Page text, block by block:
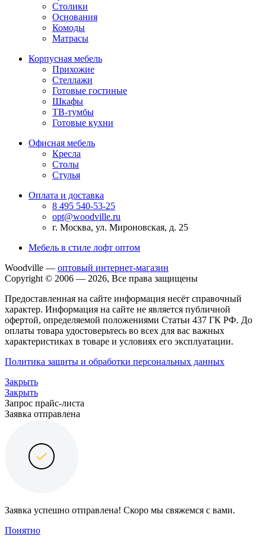
Столики
Основания
Комоды
Матрасы
Корпусная мебель
Прихожие
Стеллажи
Готовые гостиные
Шкафы
ТВ-тумбы
Готовые кухни
Офисная мебель
Кресла
Столы
Стулья
Оплата и доставка
8 495 540-53-25
opt@woodville.ru
г. Москва, ул. Мироновская, д. 25
Мебель в стиле лофт оптом
Woodville — оптовый интернет-магазин
Copyright © 2006 — 2026, Все права защищены
Предоставленная на сайте информация несёт справочный
характер. Информация на сайте не является публичной
офертой, определяемой положениями Статьи 437 ГК РФ. До
оплаты товара удостоверьтесь во всех для вас важных
характеристиках в товаре и условиях его эксплуатации.
Политика защиты и обработки персональных данных
Закрыть
Закрыть
Запрос прайс-листа
Заявка отправлена
Заявка успешно отправлена! Скоро мы свяжемся с вами.
Понятно